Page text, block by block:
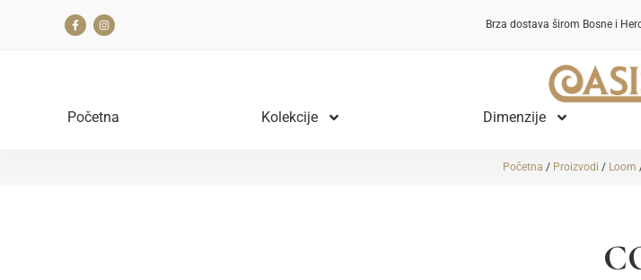
Brza dostava širom Bosne i
Početna Kolekcije Dimenzije
Početna / Proizvodi / Loom